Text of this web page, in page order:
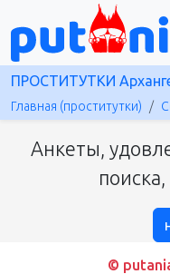
ПРОСТИТУТКИ
Главная (проститутки)
Анкеты,
©